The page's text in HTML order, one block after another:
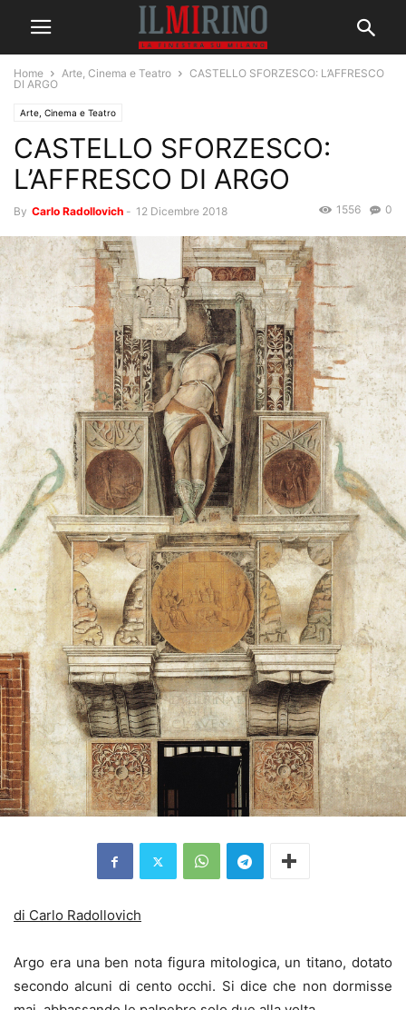
Home Arte, Cinema e Teatro
CASTELLO SFORZESCO: L’AFFRESCO
DI ARGO
Arte, Cinema e Teatro
CASTELLO SFORZESCO:
L’AFFRESCO DI ARGO
By Carlo Radollovich - 12 Dicembre 2018 0
1556
di Carlo Radollovich
Argo era una ben nota figura mitologica, un titano, dotato
secondo alcuni di cento occhi. Si dice che non dormisse